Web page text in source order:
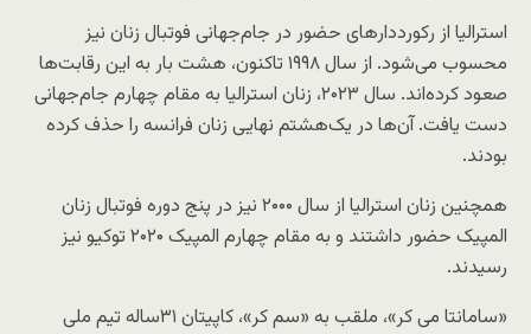
استرالیا از رکورددارهای حضور در جام‌جهانی فوتبال زنان نیز
محسوب می‌شود. از سال ۱۹۹۸ تاکنون، هشت بار به این رقابت‌ها
صعود کرده‌اند. سال ۲۰۲۳، زنان استرالیا به مقام چهارم جام‌جهانی
دست یافت. آن‌ها در یک‌هشتم نهایی زنان فرانسه را حذف کرده
بودند.
همچنین زنان استرالیا از سال ۲۰۰۰ نیز در پنج دوره فوتبال زنان
المپیک حضور داشتند و به مقام چهارم المپیک ۲۰۲۰ توکیو نیز
رسیدند.
«سامانتا می کر»، ملقب به «سم کر»، کاپیتان ۳۱ساله تیم ملی